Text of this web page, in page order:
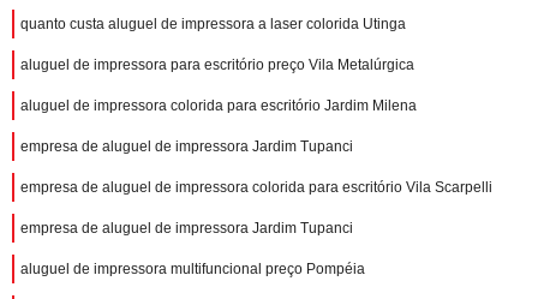
quanto custa aluguel de impressora a laser colorida Utinga
aluguel de impressora para escritório preço Vila Metalúrgica
aluguel de impressora colorida para escritório Jardim Milena
empresa de aluguel de impressora Jardim Tupanci
empresa de aluguel de impressora colorida para escritório Vila Scarpelli
empresa de aluguel de impressora Jardim Tupanci
aluguel de impressora multifuncional preço Pompéia